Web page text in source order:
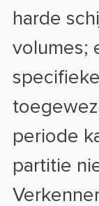
harde
volumes;
periode
partitie